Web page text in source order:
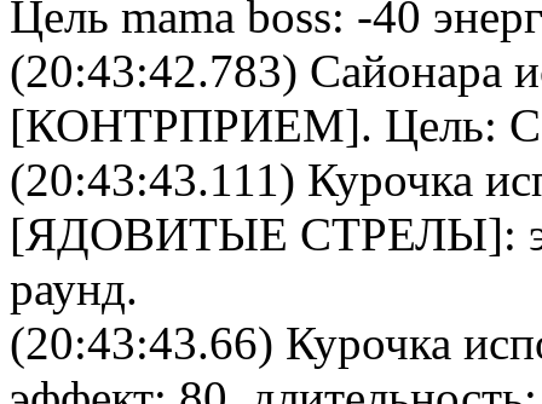
Цель mama boss: -40
(20:43:42.783) Сайонара
[КОНТРПРИЕМ]. Цель:
(20:43:43.111) Курочка
[ЯДОВИТЫЕ СТРЕЛЫ]:
раунд.
(20:43:43.66) Курочка